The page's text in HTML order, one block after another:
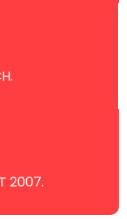
2007.